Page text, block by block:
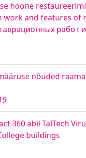
hoone
and features
работ
nõuded
360 abil TalTech
buildings